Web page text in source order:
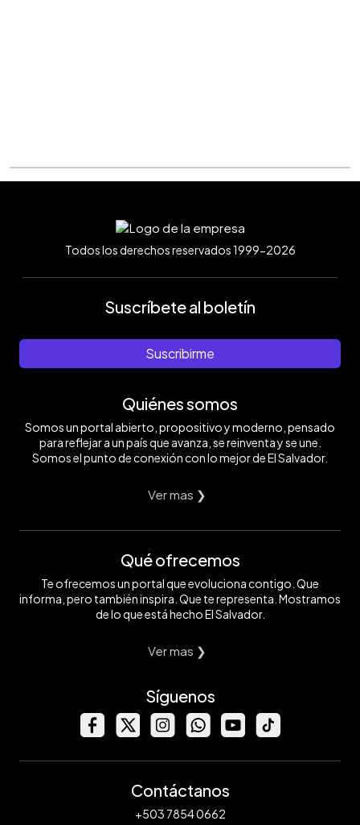
Todos los derechos reservados 1999-2026
Suscríbete al boletín
Suscribirme
Quiénes somos
Somos un portal abierto, propositivo y moderno, pensado
para reflejar a un país que avanza, se reinventa y se une.
Somos el punto de conexión con lo mejor de El Salvador.
Ver mas ❯
Qué ofrecemos
Te ofrecemos un portal que evoluciona contigo. Que
informa, pero también inspira. Que te representa. Mostramos
de lo que está hecho El Salvador.
Ver mas ❯
Síguenos
Contáctanos
+503 7854 0662